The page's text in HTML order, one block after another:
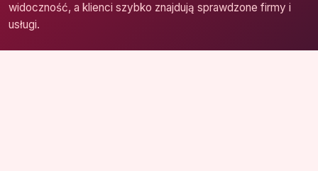
widoczność, a klienci szybko znajdują sprawdzone firmy i
usługi.